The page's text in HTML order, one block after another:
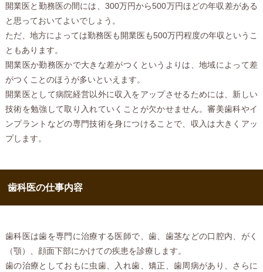
開業医と勤務医の間には、300万円から500万円ほどの年収差がある
と思っておいてよいでしょう。
ただ、地方によっては勤務医も開業医も500万円程度の年収というこ
ともあります。
開業医か勤務医かで大きな差がつくというよりは、地域によって差
がつくことのほうが多いといえます。
開業医として病院経営以外に収入をアップさせるためには、新しい
技術を勉強して取り入れていくことが欠かせません。審美歯科やイ
ンプラントなどの専門技術を身につけることで、収入は大きくアッ
プします。
歯科医の仕事内容
歯科医は歯を専門に治療する医師で、歯、歯茎などの口腔内、がく
（顎）、顔面下部にかけての疾患を診療します。
歯の治療としておもに虫歯、入れ歯、矯正、歯周病があり、さらに